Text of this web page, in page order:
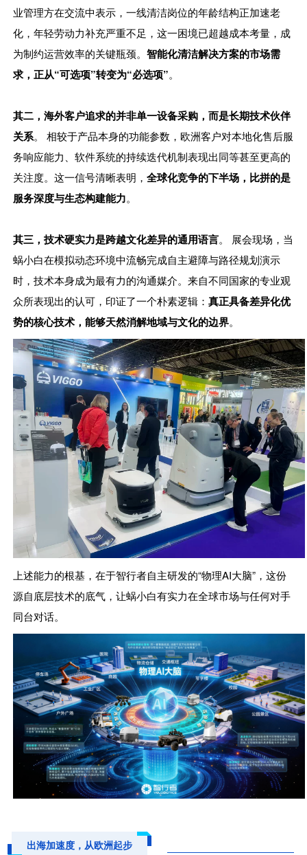
业管理方在交流中表示，一线清洁岗位的年龄结构正加速老
化，年轻劳动力补充严重不足，这一困境已超越成本考量，成
为制约运营效率的关键瓶颈。智能化清洁解决方案的市场需
求，正从“可选项”转变为“必选项”。
其二，海外客户追求的并非单一设备采购，而是长期技术伙伴
关系。 相较于产品本身的功能参数，欧洲客户对本地化售后服
务响应能力、软件系统的持续迭代机制表现出同等甚至更高的
关注度。这一信号清晰表明，全球化竞争的下半场，比拼的是
服务深度与生态构建能力。
其三，技术硬实力是跨越文化差异的通用语言。 展会现场，当
蜗小白在模拟动态环境中流畅完成自主避障与路径规划演示
时，技术本身成为最有力的沟通媒介。来自不同国家的专业观
众所表现出的认可，印证了一个朴素逻辑：真正具备差异化优
势的核心技术，能够天然消解地域与文化的边界。
上述能力的根基，在于智行者自主研发的“物理AI大脑”，这份
源自底层技术的底气，让蜗小白有实力在全球市场与任何对手
同台对话。
出海加速度，从欧洲起步